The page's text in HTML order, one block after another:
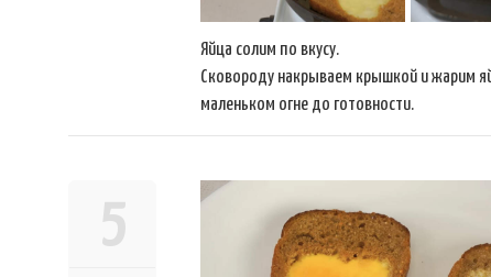
Яйца солим по вкусу.
Сковороду накрываем крышкой и жарим
маленьком огне до готовности.
5